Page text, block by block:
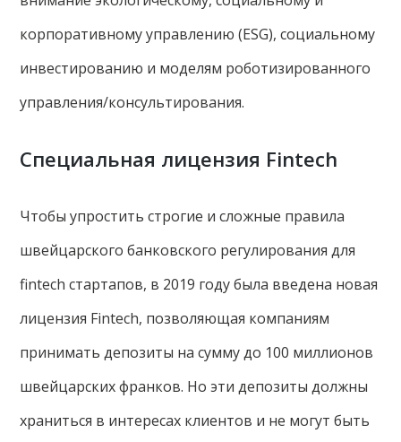
корпоративному управлению (ESG), социальному
инвестированию и моделям роботизированного
управления/консультирования.
Специальная лицензия Fintech
Чтобы упростить строгие и сложные правила
швейцарского банковского регулирования для
fintech стартапов, в 2019 году была введена новая
лицензия Fintech, позволяющая компаниям
принимать депозиты на сумму до 100 миллионов
швейцарских франков. Но эти депозиты должны
храниться в интересах клиентов и не могут быть